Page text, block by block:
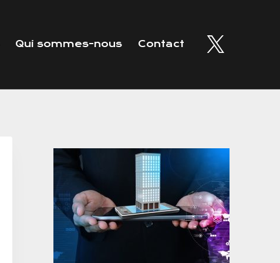
Qui sommes-nous Contact